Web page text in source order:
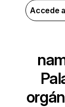
Accede